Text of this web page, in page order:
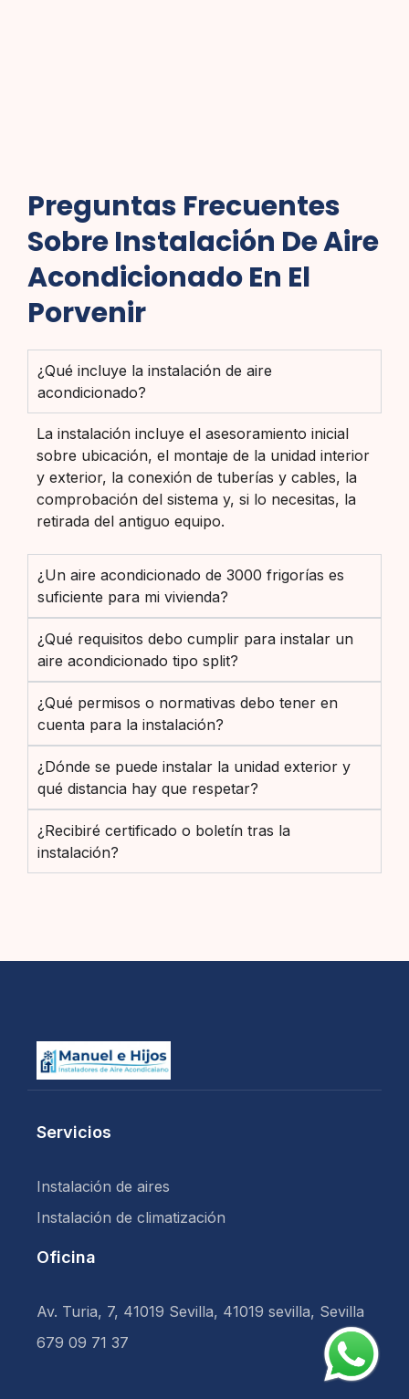
Preguntas Frecuentes
Sobre Instalación De Aire
Acondicionado En El
Porvenir
¿Qué incluye la instalación de aire
acondicionado?
La instalación incluye el asesoramiento inicial
sobre ubicación, el montaje de la unidad interior
y exterior, la conexión de tuberías y cables, la
comprobación del sistema y, si lo necesitas, la
retirada del antiguo equipo.
¿Un aire acondicionado de 3000 frigorías es
suficiente para mi vivienda?
¿Qué requisitos debo cumplir para instalar un
aire acondicionado tipo split?
¿Qué permisos o normativas debo tener en
cuenta para la instalación?
¿Dónde se puede instalar la unidad exterior y
qué distancia hay que respetar?
¿Recibiré certificado o boletín tras la
instalación?
Servicios
Instalación de aires
Instalación de climatización
Oficina
Av. Turia, 7, 41019 Sevilla, 41019 sevilla, Sevilla
679 09 71 37